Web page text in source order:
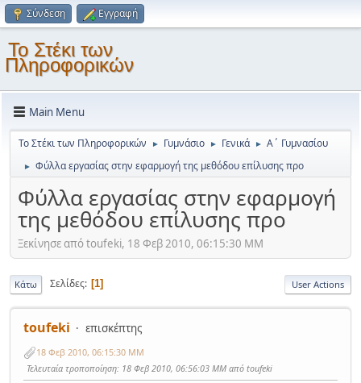
Σύνδεση Εγγραφή
Το Στέκι των
Πληροφορικών
Main Menu
Το Στέκι των Πληροφορικών ► Γυμνάσιο ► Γενικά ► Α΄ Γυμνασίου
► Φύλλα εργασίας στην εφαρμογή της μεθόδου επίλυσης προ
Φύλλα εργασίας στην εφαρμογή
της μεθόδου επίλυσης προ
Ξεκίνησε από toufeki, 18 Φεβ 2010, 06:15:30 ΜΜ
Κάτω Σελίδες 1 User Actions
toufeki επισκέπτης
18 Φεβ 2010, 06:15:30 ΜΜ
Τελευταία τροποποίηση: 18 Φεβ 2010, 06:56:03 ΜΜ από toufeki